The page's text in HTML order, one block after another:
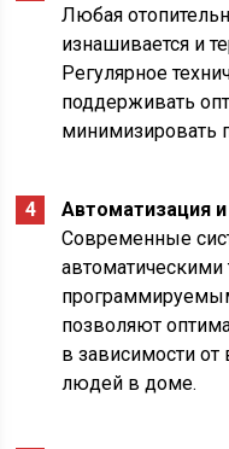
Любая
изнашивается и
Регулярное
поддерживать
минимизировать
Автоматизация
Современные
автоматическими
позволяют
в зависимости от
людей в доме.